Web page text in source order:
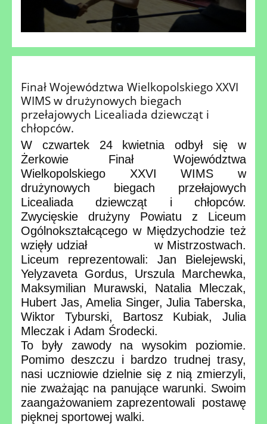
Finał Województwa Wielkopolskiego XXVI
WIMS w drużynowych biegach
przełajowych Licealiada dziewcząt i
chłopców.
W czwartek 24 kwietnia odbył się w
Żerkowie Finał Województwa
Wielkopolskiego XXVI WIMS w
drużynowych biegach przełajowych
Licealiada dziewcząt i chłopców.
Zwycięskie drużyny Powiatu z Liceum
Ogólnokształcącego w Międzychodzie też
wzięły udział w Mistrzostwach.
Liceum reprezentowali: Jan Bielejewski,
Yelyzaveta Gordus, Urszula Marchewka,
Maksymilian Murawski, Natalia Mleczak,
Hubert Jas, Amelia Singer, Julia Taberska,
Wiktor Tyburski, Bartosz Kubiak, Julia
Mleczak i Adam Środecki.
To były zawody na wysokim poziomie.
Pomimo deszczu i bardzo trudnej trasy,
nasi uczniowie dzielnie się z nią zmierzyli,
nie zważając na panujące warunki. Swoim
zaangażowaniem zaprezentowali postawę
pięknej sportowej walki.